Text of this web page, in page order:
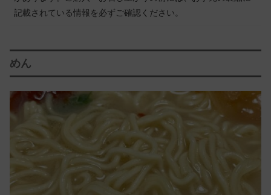
記載されている情報を必ずご確認ください。
めん